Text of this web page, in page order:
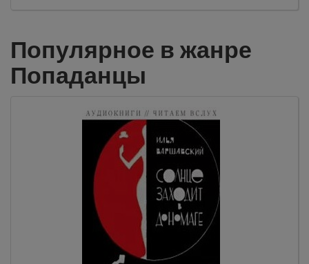
Популярное в жанре
Попаданцы